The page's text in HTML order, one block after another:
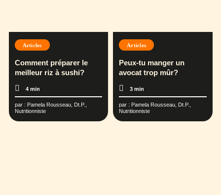
Articles
Comment préparer le
meilleur riz à sushi?
4 min
par : Pamela Rousseau, Dt.P.,
Nutritionniste
Articles
Peux-tu manger un
avocat trop mûr?
3 min
par : Pamela Rousseau, Dt.P.,
Nutritionniste